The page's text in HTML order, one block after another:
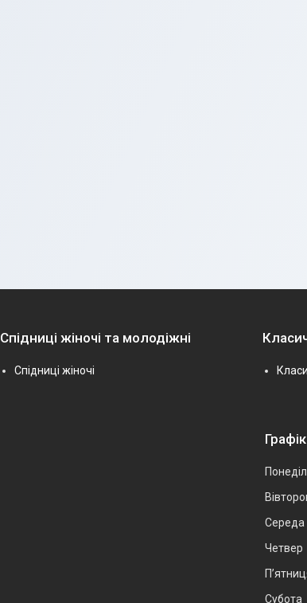
Спідниці жіночі та молодіжні
Спідниці жіночі
Середа
Четвер
Субота